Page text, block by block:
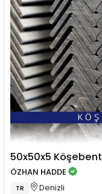
50x50x5 Köşebent
ÖZHAN HADDE
TR Denizli